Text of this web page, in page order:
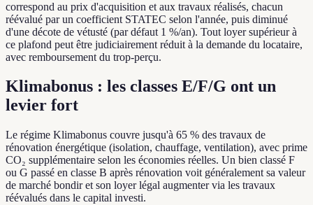
correspond au prix d'acquisition et aux travaux réalisés, chacun
réévalué par un coefficient STATEC selon l'année, puis diminué
d'une décote de vétusté (par défaut 1 %/an). Tout loyer supérieur à
ce plafond peut être judiciairement réduit à la demande du locataire,
avec remboursement du trop-perçu.
Klimabonus : les classes E/F/G ont un
levier fort
Le régime Klimabonus couvre jusqu'à 65 % des travaux de
rénovation énergétique (isolation, chauffage, ventilation), avec prime
CO₂ supplémentaire selon les économies réelles. Un bien classé F
ou G passé en classe B après rénovation voit généralement sa valeur
de marché bondir et son loyer légal augmenter via les travaux
réévalués dans le capital investi.